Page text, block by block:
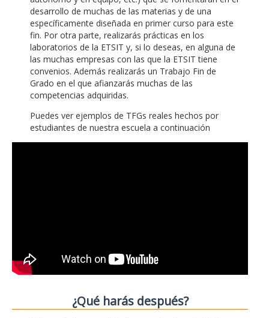
desarrollo de muchas de las materias y de una
específicamente diseñada en primer curso para este
fin. Por otra parte, realizarás prácticas en los
laboratorios de la ETSIT y, si lo deseas, en alguna de
las muchas empresas con las que la ETSIT tiene
convenios. Además realizarás un Trabajo Fin de
Grado en el que afianzarás muchas de las
competencias adquiridas.
Puedes ver ejemplos de TFGs reales hechos por
estudiantes de nuestra escuela a continuación
¿Qué harás después?